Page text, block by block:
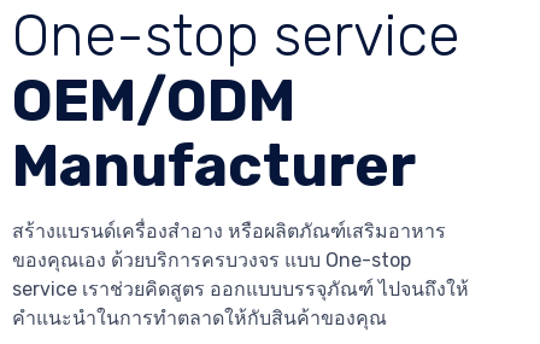
One-stop service
OEM/ODM
Manufacturer
สร้างแบรนด์เครื่องสำอาง หรือผลิตภัณฑ์เสริมอาหาร
ของคุณเอง ด้วยบริการครบวงจร แบบ One-stop
service เราช่วยคิดสูตร ออกแบบบรรจุภัณฑ์ ไปจนถึงให้
คำแนะนำในการทำตลาดให้กับสินค้าของคุณ